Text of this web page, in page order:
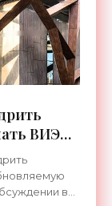
ВИЭ
в